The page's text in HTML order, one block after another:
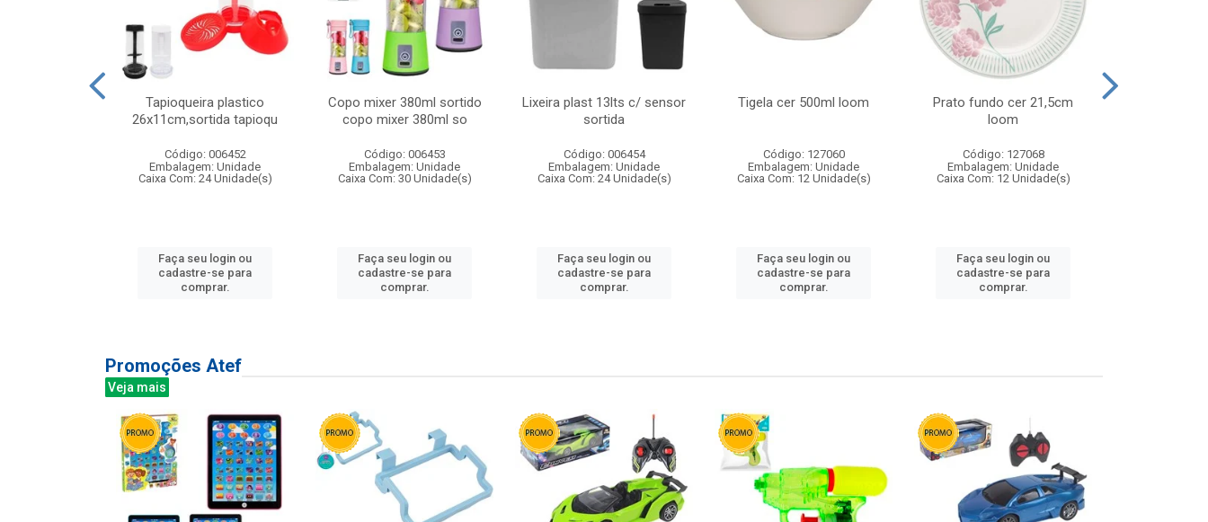
Tapioqueira plastico
26x11cm,sortida tapioqu
Código: 006452
Embalagem: Unidade
Caixa Com: 24 Unidade(s)
Faça seu login ou
cadastre-se para
comprar.
Copo mixer 380ml sortido
copo mixer 380ml so
Código: 006453
Embalagem: Unidade
Caixa Com: 30 Unidade(s)
Faça seu login ou
cadastre-se para
comprar.
Lixeira plast 13lts c/ sensor
sortida
Código: 006454
Embalagem: Unidade
Caixa Com: 24 Unidade(s)
Faça seu login ou
cadastre-se para
comprar.
Tigela cer 500ml loom
Código: 127060
Embalagem: Unidade
Caixa Com: 12 Unidade(s)
Faça seu login ou
cadastre-se para
comprar.
Prato fundo cer 21,5cm
loom
Código: 127068
Embalagem: Unidade
Caixa Com: 12 Unidade(s)
Faça seu login ou
cadastre-se para
comprar.
Promoções Atef
Veja mais